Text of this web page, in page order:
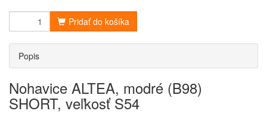
Pridať do košíka
Popis
Nohavice ALTEA, modré (B98)
SHORT, veľkosť S54